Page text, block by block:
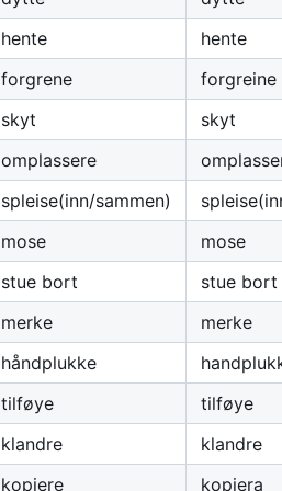
hente
hente
forgrene
forgreine
skyt
skyt
omplassere
spleise(inn/sammen)
mose
mose
stue bort
stue bort
merke
merke
håndplukke
tilføye
tilføye
klandre
klandre
kopiere kopiera